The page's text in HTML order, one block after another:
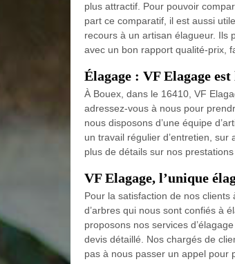
plus attractif. Pour pouvoir
part ce comparatif, il est aussi
recours à un artisan élagueur. Ils
avec un bon rapport qualité-prix,
Élagage : VF Elagage
À Bouex, dans le 16410, VF
adressez-vous à nous pour
nous disposons d’une équipe
un travail régulier d’entretien,
plus de détails sur nos
VF Elagage, l’unique
Pour la satisfaction de nos
d’arbres qui nous sont confiés à
proposons nos services
devis détaillé. Nos chargés de
pas à nous passer un appel pour